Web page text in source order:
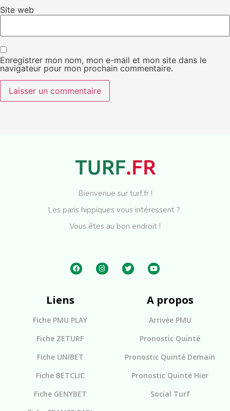
Site web
Enregistrer mon nom, mon e-mail et mon site dans le
navigateur pour mon prochain commentaire.
Bienvenue sur turf.fr !
Les paris hippiques vous intéressent ?
Vous êtes au bon endroit !
Liens
Fiche PMU PLAY
Fiche ZETURF
Fiche UNIBET
Fiche BETCLIC
Fiche GENYBET
A propos
Arrivée PMU
Pronostic Quinté
Pronostic Quinté Demain
Pronostic Quinté Hier
Social Turf